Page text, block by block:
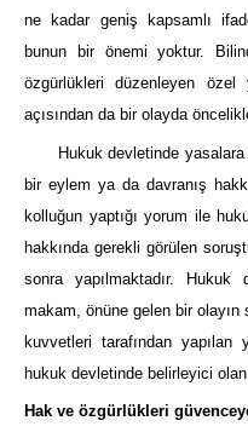
ne kadar geniş kapsamlı
bunun bir önemi yoktur.
özgürlükleri düzenleyen
açısından da bir olayda
Hukuk devletinde
bir eylem ya da davranış
kolluğun yaptığı yorum ile
hakkında gerekli görülen
sonra yapılmaktadır. Hukuk
makam, önüne gelen bir olayın
kuvvetleri tarafından
hukuk devletinde belirleyici
Hak ve özgürlükleri